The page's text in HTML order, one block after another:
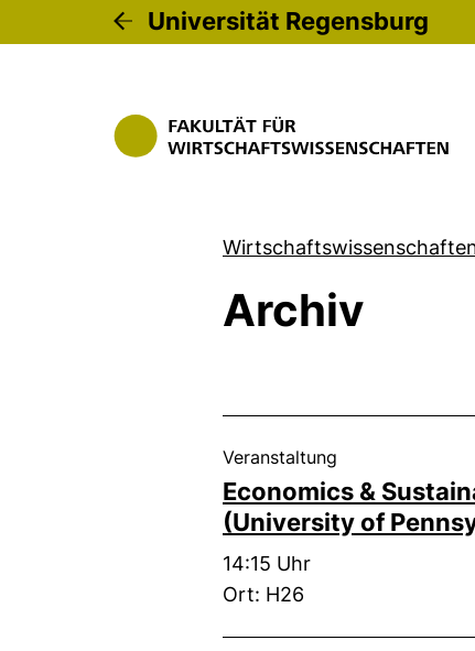
Universität Regensburg
Archiv
Economics &
(University of
Veranstaltung
Zeit:
14:15 Uhr
Ort: H26